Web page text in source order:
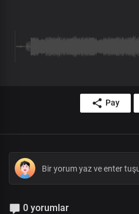
Pay
0 yorumlar